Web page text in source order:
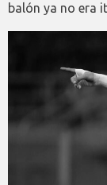
balón ya no era